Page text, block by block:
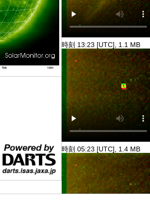
時刻 13:23 [UTC], 1.1 MB
時刻 05:23 [UTC], 1.4 MB